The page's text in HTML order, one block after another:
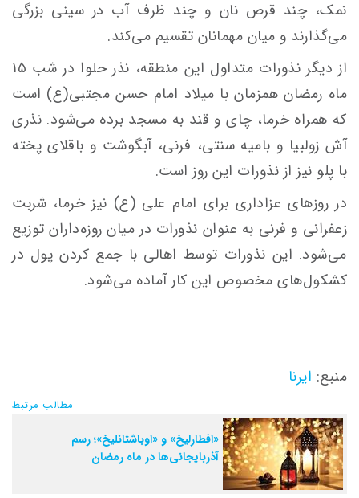
نمک، چند قرص نان و چند ظرف آب در سینی بزرگی
می‌گذارند و میان مهمانان تقسیم می‌کند.
از دیگر نذورات متداول این منطقه، نذر حلوا در شب ۱۵
ماه رمضان همزمان با میلاد امام حسن مجتبی(ع) است
که همراه خرما، چای و قند به مسجد برده می‌شود. نذری
آش زولبیا و بامیه سنتی، فرنی، آبگوشت و باقلای پخته
با پلو نیز از نذورات این روز است.
در روزهای عزاداری برای امام علی (ع) نیز خرما، شربت
زعفرانی و فرنی به عنوان نذورات در میان روزه‌داران توزیع
می‌شود. این نذورات توسط اهالی با جمع کردن پول در
کشکول‌های مخصوص این کار آماده می‌شود.
منبع: ایرنا
مطالب مرتبط
«افطارلیخ» و «اوباشتانلیخ»؛ رسم
آذربایجانی‌ها در ماه رمضان